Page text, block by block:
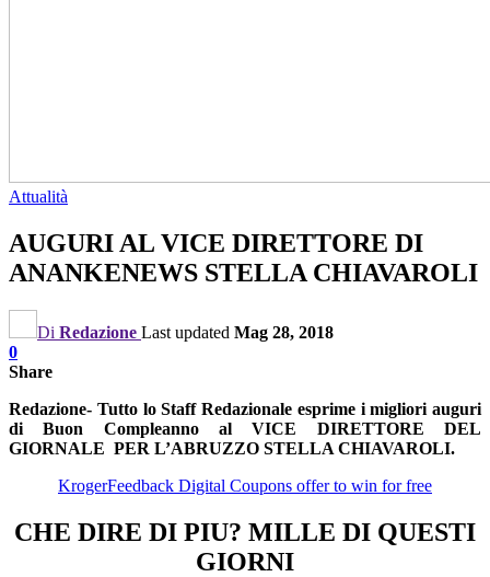
Attualità
AUGURI AL VICE DIRETTORE DI
ANANKENEWS STELLA CHIAVAROLI
Di Redazione Last updated Mag 28, 2018
0
Share
Redazione- Tutto lo Staff Redazionale esprime i migliori auguri
di Buon Compleanno al VICE DIRETTORE DEL
GIORNALE PER L’ABRUZZO STELLA CHIAVAROLI.
KrogerFeedback Digital Coupons offer to win for free
CHE DIRE DI PIU? MILLE DI QUESTI
GIORNI